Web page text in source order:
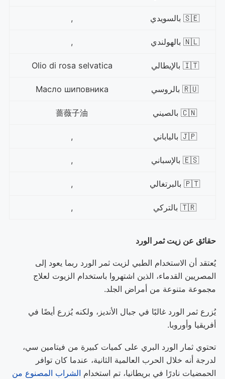
🇸🇪 بالسويدي ,
🇳🇱 بالهولندي ,
🇮🇹 بالإيطالي Olio di rosa selvatica
🇷🇺 بالروسي Масло шиповника
🇨🇳 بالصيني 蔷薇子油
🇯🇵 بالياباني ,
🇪🇸 بالإسباني ,
🇵🇹 بالبرتغالي ,
🇹🇷 بالتركي ,
حقائق عن زيت ثمر الورد
يُعتقد أن الاستخدام الطبي لزيت ثمر الورد ربما يعود إلى
المصريين القدماء، الذين اشتهروا باستخدام الزيوت لعلاج
مجموعة متنوعة من أمراض الجلد.
يُزرع ثمر الورد غالبًا في جبال الأنديز، ولكنه يُزرع أيضًا في
أفريقيا وأوروبا.
تحتوي ثمار الورد البري على كميات كبيرة من فيتامين سي،
لدرجة أنه خلال الحرب العالمية الثانية، عندما كان توافر
الحمضيات نادرًا في بريطانيا، تم استخدام الشراب المصنوع من